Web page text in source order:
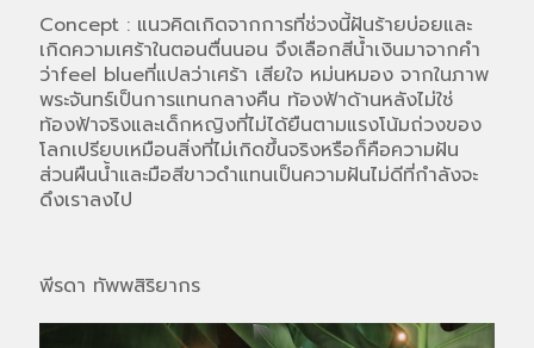
Concept : แนวคิดเกิดจากการที่ช่วงนี้ฝันร้ายบ่อยและ
เกิดความเศร้าในตอนตื่นนอน จึงเลือกสีน้ำเงินมาจากคำ
ว่าfeel blueที่แปลว่าเศร้า เสียใจ หม่นหมอง จากในภาพ
พระจันทร์เป็นการแทนกลางคืน ท้องฟ้าด้านหลังไม่ใช่
ท้องฟ้าจริงและเด็กหญิงที่ไม่ได้ยืนตามแรงโน้มถ่วงของ
โลกเปรียบเหมือนสิ่งที่ไม่เกิดขึ้นจริงหรือก็คือความฝัน
ส่วนผืนน้ำและมือสีขาวดำแทนเป็นความฝันไม่ดีที่กำลังจะ
ดึงเราลงไป
พีรดา ทัพพสิริยากร